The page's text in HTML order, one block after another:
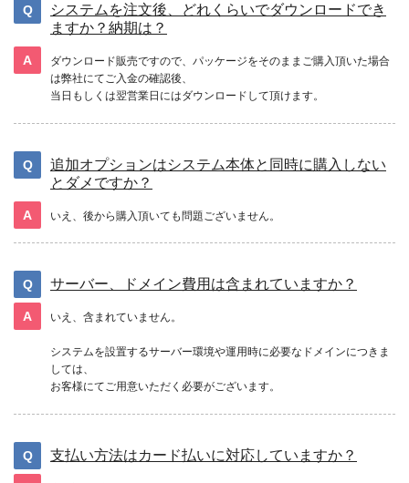
システムを注文後、どれくらいでダウンロードでき
ますか？納期は？
ダウンロード販売ですので、パッケージをそのままご購入頂いた場合
は弊社にてご入金の確認後、
当日もしくは翌営業日にはダウンロードして頂けます。
追加オプションはシステム本体と同時に購入しない
とダメですか？
いえ、後から購入頂いても問題ございません。
サーバー、ドメイン費用は含まれていますか？
いえ、含まれていません。
システムを設置するサーバー環境や運用時に必要なドメインにつきま
しては、
お客様にてご用意いただく必要がございます。
支払い方法はカード払いに対応していますか？